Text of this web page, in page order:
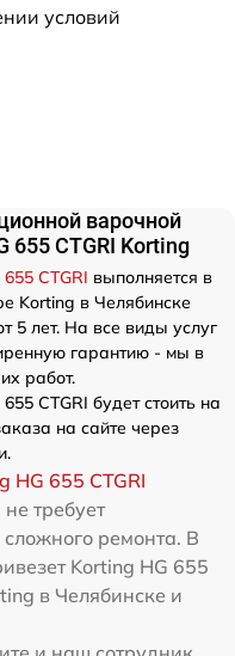
условий
варочной
655 CTGRI Korting
CTGRI выполняется в
Korting в Челябинске
5 лет. На все виды услуг
гарантию - мы в
работ.
CTGRI будет стоить на
на сайте через
HG 655 CTGRI
требует
ремонта. В
Korting HG 655
в Челябинске и